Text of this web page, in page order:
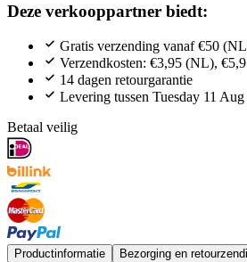
Deze verkooppartner biedt:
Gratis verzending vanaf €50
Verzendkosten: €3,95 (NL),
14 dagen retourgarantie
Levering tussen Tuesday 11
Betaal veilig
Productinformatie Bezorging en